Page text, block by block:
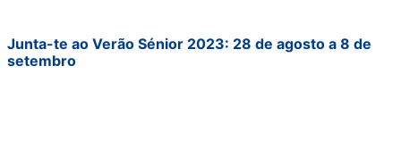
Junta-te ao Verão Sénior 2023: 28 de agosto a 8 de
setembro